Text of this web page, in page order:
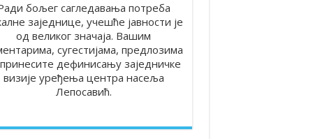
бољег сагледавања потреба
заједнице, учешће јавности је
од великог значаја. Вашим
сугестијама, предлозима
дефинисању заједничке
визије уређења центра насеља
Лепосавић.